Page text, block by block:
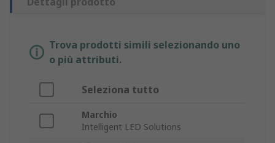
Trova prodotti simili selezionando uno
o più attributi.
Seleziona tutto
Marchio
Intelligent LED Solutions